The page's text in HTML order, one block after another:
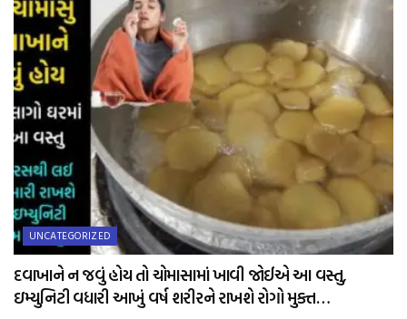
UNCATEGORIZED
દવાખાને ન જવું હોય તો ચોમાસામાં ખાવી જોઈએ આ વસ્તુ,
ઇમ્યુનિટી વધારી આખું વર્ષ શરીરને રાખશે રોગો મુક્ત…